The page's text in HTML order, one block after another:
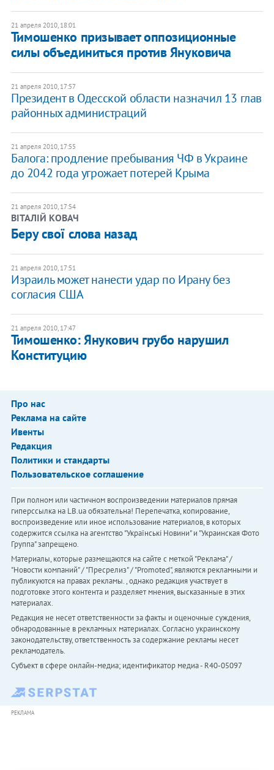
21 апреля 2010, 18:01
Тимошенко призывает оппозиционные
силы объединиться против Януковича
21 апреля 2010, 17:57
Президент в Одесской области назначил 13 глав
районных администраций
21 апреля 2010, 17:55
Балога: продление пребывания ЧФ в Украине
до 2042 года угрожает потерей Крыма
21 апреля 2010, 17:54
ВІТАЛІЙ КОВАЧ
Беру свої слова назад
21 апреля 2010, 17:51
Израиль может нанести удар по Ирану без
согласия США
21 апреля 2010, 17:47
Тимошенко: Янукович грубо нарушил
Конституцию
Про нас
Реклама на сайте
Ивенты
Редакция
Политики и стандарты
Пользовательское соглашение
При полном или частичном воспроизведении материалов прямая
гиперссылка на LB.ua обязательна! Перепечатка, копирование,
воспроизведение или иное использование материалов, в которых
содержится ссылка на агентство "Українськi Новини" и "Украинская Фото
Группа" запрещено.
Материалы, которые размещаются на сайте с меткой "Реклама" /
"Новости компаний" / "Пресрелиз" / "Promoted", являются рекламными и
публикуются на правах рекламы. , однако редакция участвует в
подготовке этого контента и разделяет мнения, высказанные в этих
материалах.
Редакция не несет ответственности за факты и оценочные суждения,
обнародованные в рекламных материалах. Согласно украинскому
законодательству, ответственность за содержание рекламы несет
рекламодатель.
Субъект в сфере онлайн-медиа; идентификатор медиа - R40-05097
РЕКЛАМА